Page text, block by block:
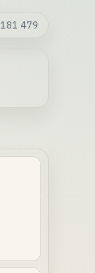
181 479